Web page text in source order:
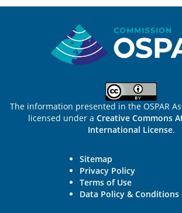
The information presented in the OSPAR
licensed under a Creative Commons
International License.
Sitemap
Privacy Policy
Terms of Use
Data Policy & Conditions